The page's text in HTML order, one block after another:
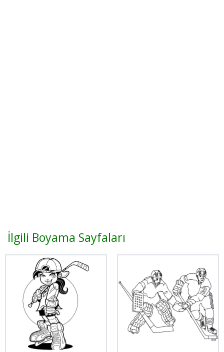
İlgili Boyama Sayfaları